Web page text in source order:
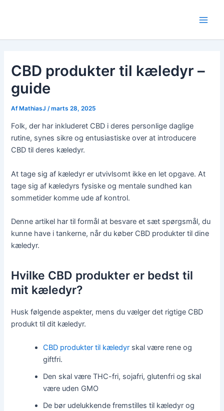
CBD produkter til kæledyr –
guide
AfMathiasJ /marts 28, 2025
Folk, der har inkluderet CBD i deres personlige daglige
rutine, synes sikre og entusiastiske over at introducere
CBD til deres kæledyr.
At tage sig af kæledyr er utvivlsomt ikke en let opgave. At
tage sig af kæledyrs fysiske og mentale sundhed kan
sommetider komme ude af kontrol.
Denne artikel har til formål at besvare et sæt spørgsmål, du
kunne have i tankerne, når du køber CBD produkter til dine
kæledyr.
Hvilke CBD produkter er bedst til
mit kæledyr?
Husk følgende aspekter, mens du vælger det rigtige CBD
produkt til dit kæledyr.
CBD produkter til kæledyr skal være rene og
giftfri.
Den skal være THC-fri, sojafri, glutenfri og skal
være uden GMO
De bør udelukkende fremstilles til kæledyr og